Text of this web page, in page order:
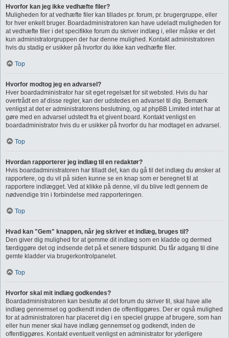
Hvorfor kan jeg ikke vedhæfte filer?
Muligheden for at vedhæfte filer kan tillades pr. forum, pr. brugergruppe, eller
for hver enkelt bruger. Boardadministratoren kan have udeladt muligheden for
at vedhæfte filer i det specifikke forum du skriver indlæg i, eller måske er det
kun administratorgruppen der har denne mulighed. Kontakt administratoren
hvis du stadig er usikker på hvorfor du ikke kan vedhæfte filer.
Top
Hvorfor modtog jeg en advarsel?
Hver boardadministrator har sit eget regelsæt for sit websted. Hvis du har
overtrådt en af disse regler, kan der udstedes en advarsel til dig. Bemærk
venligst at det er administratorens beslutning, og at phpBB Limited intet har at
gøre med en advarsel udstedt fra et givent board. Kontakt venligst en
boardadministrator hvis du er usikker på hvorfor du har modtaget en advarsel.
Top
Hvordan rapporterer jeg indlæg til en redaktør?
Hvis boardadministratoren har tilladt det, kan du gå til det indlæg du ønsker at
rapportere, og du vil på siden kunne se en knap som er beregnet til at
rapportere indlægget. Ved at klikke på denne, vil du blive ledt gennem de
nødvendige trin i forbindelse med rapporteringen.
Top
Hvad kan "Gem" knappen, når jeg skriver et indlæg, bruges til?
Den giver dig mulighed for at gemme dit indlæg som en kladde og dermed
færdiggøre det og indsende det på et senere tidspunkt. Du får adgang til dine
gemte kladder via brugerkontrolpanelet.
Top
Hvorfor skal mit indlæg godkendes?
Boardadministratoren kan beslutte at det forum du skriver til, skal have alle
indlæg gennemset og godkendt inden de offentliggøres. Der er også mulighed
for at administratoren har placeret dig i en speciel gruppe af brugere, som han
eller hun mener skal have indlæg gennemset og godkendt, inden de
offentliggøres. Kontakt eventuelt venligst en administrator for yderligere